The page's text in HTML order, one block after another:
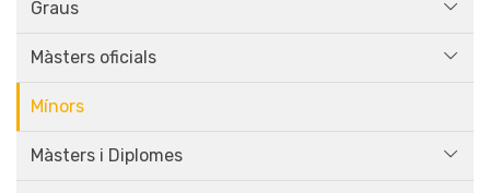
Graus
Màsters oficials
Mínors
Màsters i Diplomes